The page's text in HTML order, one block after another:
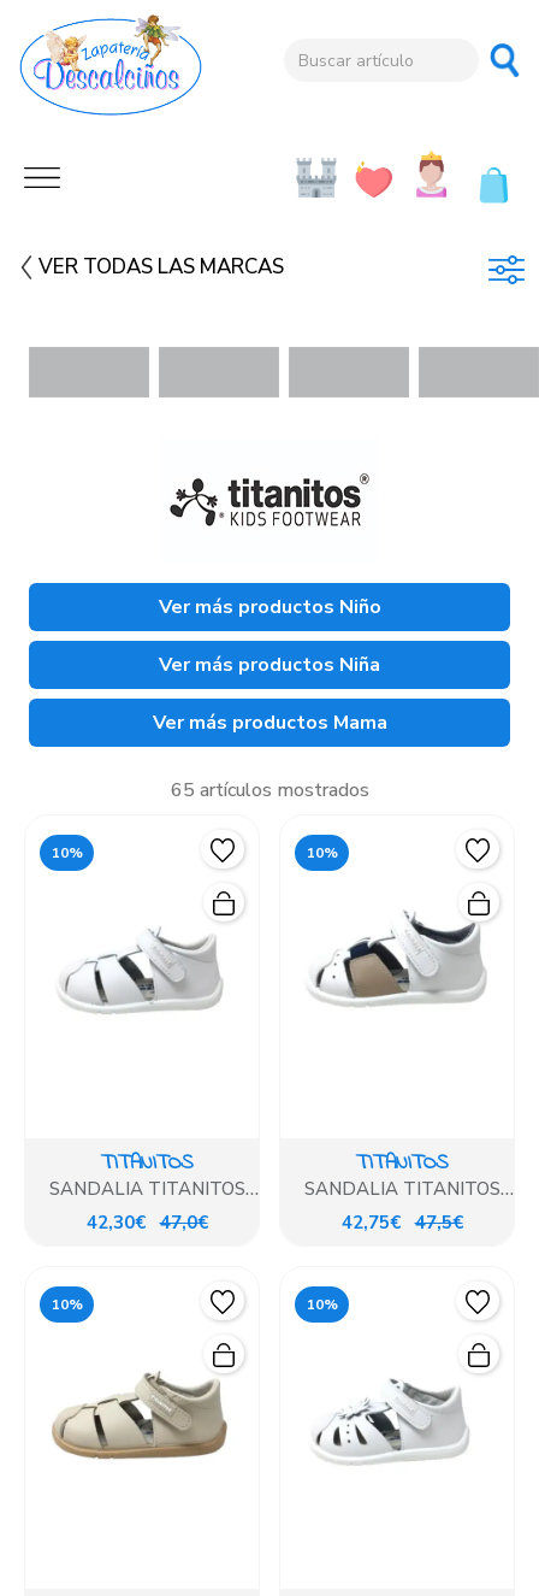
VER TODAS LAS MARCAS
Ver más productos Niño
Ver más productos Niña
Ver más productos Mama
65 artículos mostrados
10%
TITANITOS
SANDALIA TITANITOS
BLANCO
42,30€ 47,0€
10%
TITANITOS
SANDALIA TITANITOS
BLANCO COMBINADO
42,75€ 47,5€
10% 10%